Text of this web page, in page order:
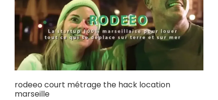
rodeeo court métrage the hack location
marseille